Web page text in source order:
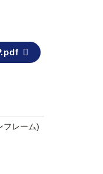
フレーム)